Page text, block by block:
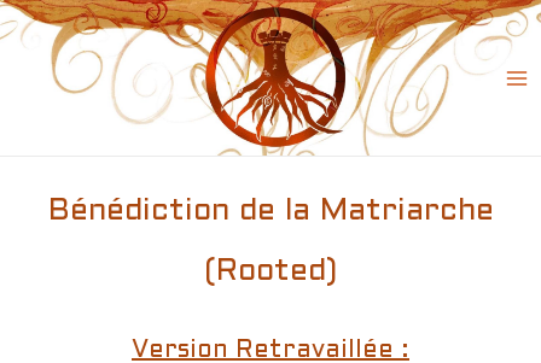
Skip
to
content
Bénédiction de la Matriarche
(Rooted)
Version Retravaillée :